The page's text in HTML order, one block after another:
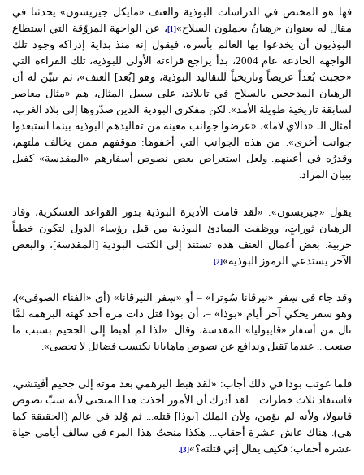
فها هو المختص في الدراسات البوذية والعنف «مايكل جيريسون» يحدثنا في
مقال له بعنوان «رهبانٌ يحملون السلاح»[1]
، عن الواجهة المزوّقة التي استطاع
البوذيون أن يخدعوا بها العالم بأسره، فيقول إنه منذ بداية إدراكه وجود تلك
الواجهة الخادعة عام 2004، بدأ يراجع قراءته الأولى للبوذية، تلك القراءة التي
«حجبت بُعداً عريضاً وتاريخياً للتقاليد البوذية، وهو [بُعد] العنف»، ثم تبيّن له أن
الرهبان المدججين بالسلاح في تايلاند، على سبيل المثال، هم «مثال معاصر
لسابقة تاريخية طويلة الأمد». لكن مفكري البوذية الذين صدّروها إلى بلاد الغرب،
أمثال الـ «دالاي لاما»، «عرضوا جوانب معينة من تقاليدهم البوذية بينما استبعدوا
جوانب أخرى». من هذه الجوانب التي أخفوها: موقفهم ممن يخالف ملتهم،
وقدرُه في أعينهم. ولعل استعراض بعض نصوص أسفارهم «المقدسة» كفيل
ببيان المراد.
يقول «جيريسون»: «لقد قامت الأديرة البوذية بدور القواعد العسكرية، وقاد
الرهبان ثوراتٍ، ووظفت المبادئ البوذية من قبل رؤساء الدول لتكون خطباً
حربية. بعض أعمال العنف هذه تستند إلى الكتب البوذية [المقدسة]، والبعض
الآخر يستدعي الرموز البوذية»[2]
وقد جاء في سِفر «نيرڤانا سُوترا» – أو «سِفر النيرڤانا» (أي «الفناء الصوفي»)،
وهو سفر يحكي آخر أيام «بوذا» –، أن بوذا قتل ذات مرة أحد كهنة البرهمة لمَّا
نال من أسفار «ڤايبوليا» المقدسة، وقال: «لذا لم أهبط إلى الجحيم بسبب ما
صنعت... عندما نَقبل وندافع عن نصوص ماهايانا نكتسب فضائل لا تحصى».
فلما عوتب بوذا في ذلك أجاب: «لقد هبط البرهمي بعد موته إلى جحيم أڤيتشي،
فاستفاد ثلاث خطرات... لقد أدرك أن الأمور أخذت هذا المنحنى لأنه سبّ نصوص
ڤايبولا، ولأنه لم يؤمن، ولأن الملك [بوذا] قتله... ثم وُلد في عالم (الحقيقة كما
هي). هناك عاش عشرة أحقاب... هكذا منحتُ هذا المرء في سالف أيامي حياة
عشرة أحقاب؛ فكيف يقال إني قتلته؟»[3]